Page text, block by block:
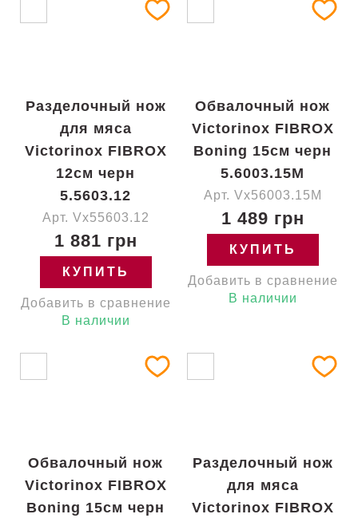
Разделочный нож
для мяса
Victorinox FIBROX
12см черн
5.5603.12
Арт. Vx55603.12
1 881 грн
КУПИТЬ
Добавить в сравнение
В наличии
Обвалочный нож
Victorinox FIBROX
Boning 15см черн
5.6003.15M
Арт. Vx56003.15M
1 489 грн
КУПИТЬ
Добавить в сравнение
В наличии
Обвалочный нож
Victorinox FIBROX
Boning 15см черн
Разделочный нож
для мяса
Victorinox FIBROX